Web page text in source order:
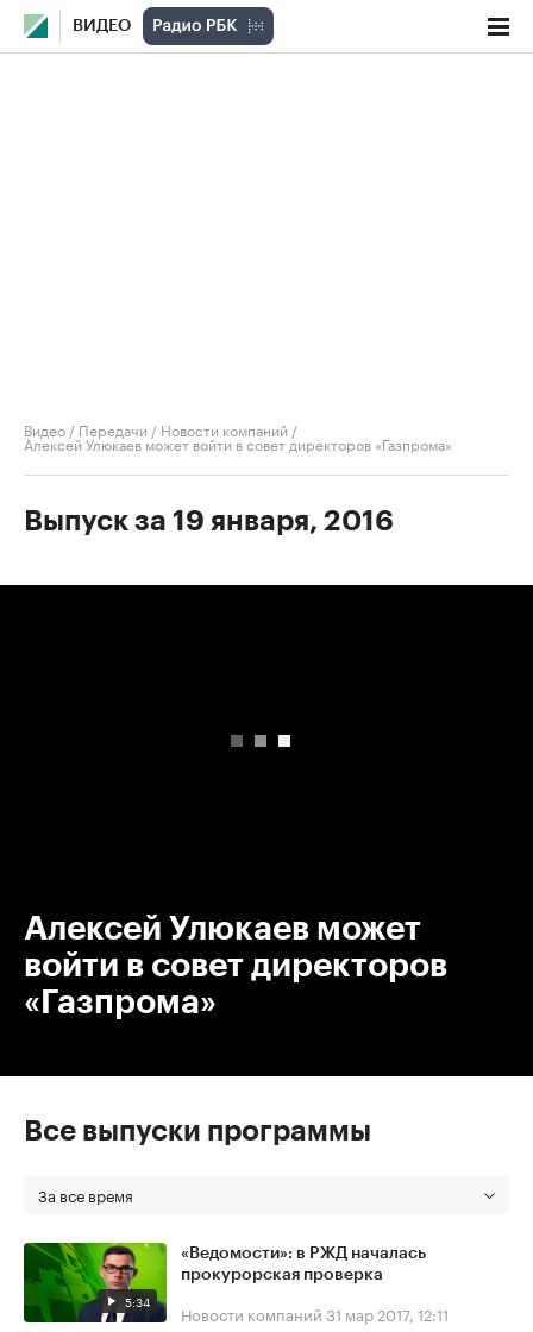
ВИДЕО
Видео / Передачи / Новости компаний /
Алексей Улюкаев может войти в совет директоров «Газпрома»
Выпуск за 19 января, 2016
Алексей Улюкаев может
войти в совет директоров
«Газпрома»
Все выпуски программы
За все время
5:34
«Ведомости»: в РЖД началась
прокурорская проверка
Новости компаний 31 мар 2017, 12:11